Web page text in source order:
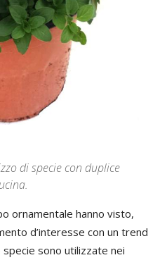
di specie con duplice
ornamentale hanno visto,
d’interesse con un trend
sono utilizzate nei